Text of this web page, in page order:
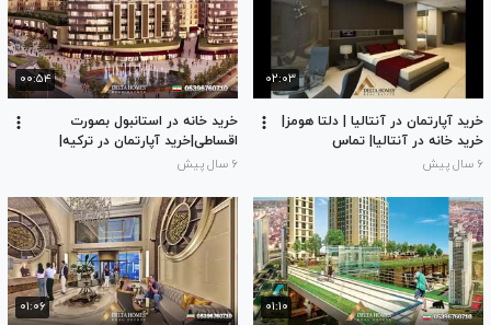
۰۲:۰۳
خرید آپارتمان در آنتالیا | دلتا هومز|
خرید خانه در آنتالیا| تماس
00905396760710
۶ سال پیش
۰۰:۵۴
خرید خانه در استانبول بصورت
اقساطی|خرید آپارتمان در ترکیه|
پاسپورت ترکیه|شرکت دلتا هومز-
۶ سال پیش
۰۱:۱۰ ۰۱:۰۶